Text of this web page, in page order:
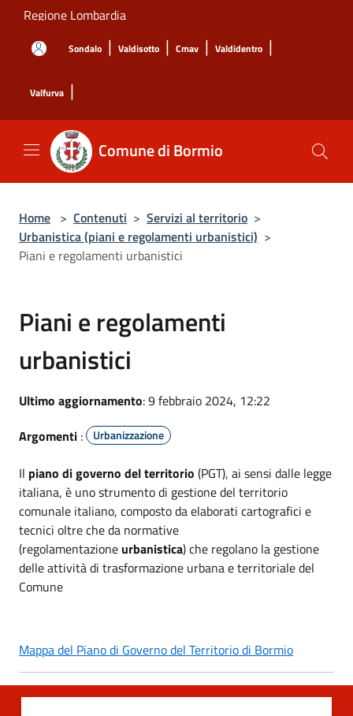
Salta al contenuto principale
Regione Lombardia
Sondalo | Valdisotto | Cmav | Valdidentro |
Valfurva |
Comune di Bormio
Home > Contenuti > Servizi al territorio >
Urbanistica (piani e regolamenti urbanistici) >
Piani e regolamenti urbanistici
Piani e regolamenti
urbanistici
Ultimo aggiornamento: 9 febbraio 2024, 12:22
Argomenti : Urbanizzazione
Il piano di governo del territorio (PGT), ai sensi dalle legge
italiana, è uno strumento di gestione del territorio
comunale italiano, composto da elaborati cartografici e
tecnici oltre che da normative
(regolamentazione urbanistica) che regolano la gestione
delle attività di trasformazione urbana e territoriale del
Comune
Mappa del Piano di Governo del Territorio di Bormio